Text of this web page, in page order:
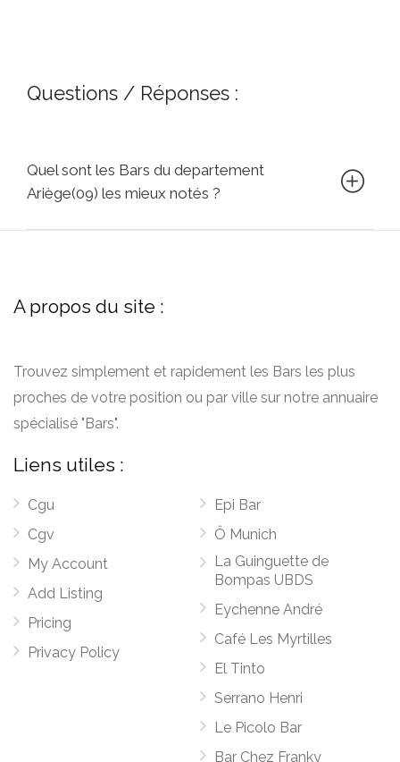
Questions / Réponses :
Quel sont les Bars du departement
Ariège(09) les mieux notés ?
A propos du site :
Trouvez simplement et rapidement les Bars les plus
proches de votre position ou par ville sur notre annuaire
spécialisé "Bars".
Liens utiles :
Cgu
Cgv
My Account
Add Listing
Pricing
Privacy Policy
Epi Bar
Ô Munich
La Guinguette de
Bompas UBDS
Eychenne André
Café Les Myrtilles
El Tinto
Serrano Henri
Le Picolo Bar
Bar Chez Franky